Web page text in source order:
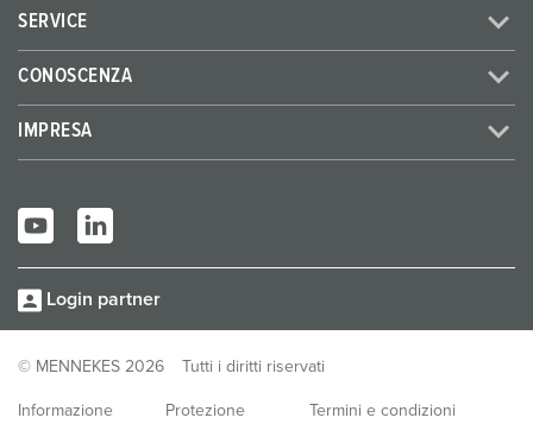
SERVICE
CONOSCENZA
IMPRESA
Login partner
© MENNEKES 2026 Tutti i diritti riservati
Informazione Protezione Termini e condizioni